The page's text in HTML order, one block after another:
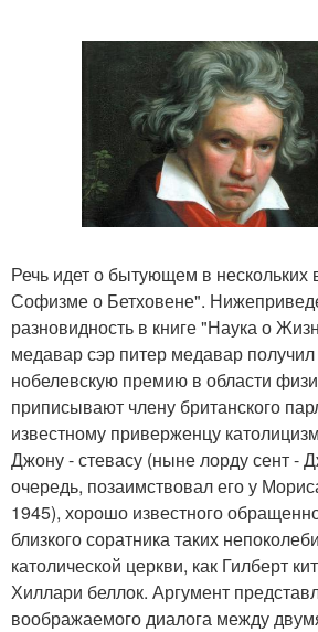
Речь идет о бытующем в нескольких
Софизме о Бетховене".
разновидность в книге "Наука о
медавар сэр питер медавар получил
нобелевскую премию в области
приписывают члену британского
известному приверженцу
Джону - стевасу (ныне лорду сент -
очередь, позаимствовал его у
1945), хорошо известного
близкого соратника таких
католической церкви, как Гилберт
Хиллари беллок. Аргумент
воображаемого диалога между